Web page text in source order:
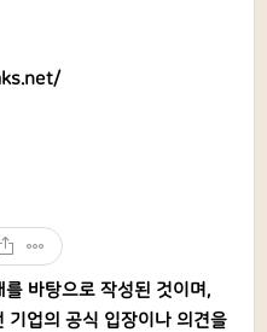
바탕으로 작성된 것이며,
기업의 공식 입장이나 의견을